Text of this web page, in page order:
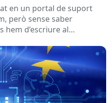
en un portal de suport
però sense saber
hem d’escriure al